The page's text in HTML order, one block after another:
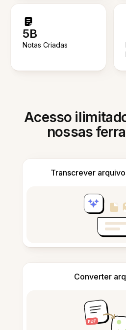
5B
Notas Criadas
Acesso
nossas
Transcrever
Converter